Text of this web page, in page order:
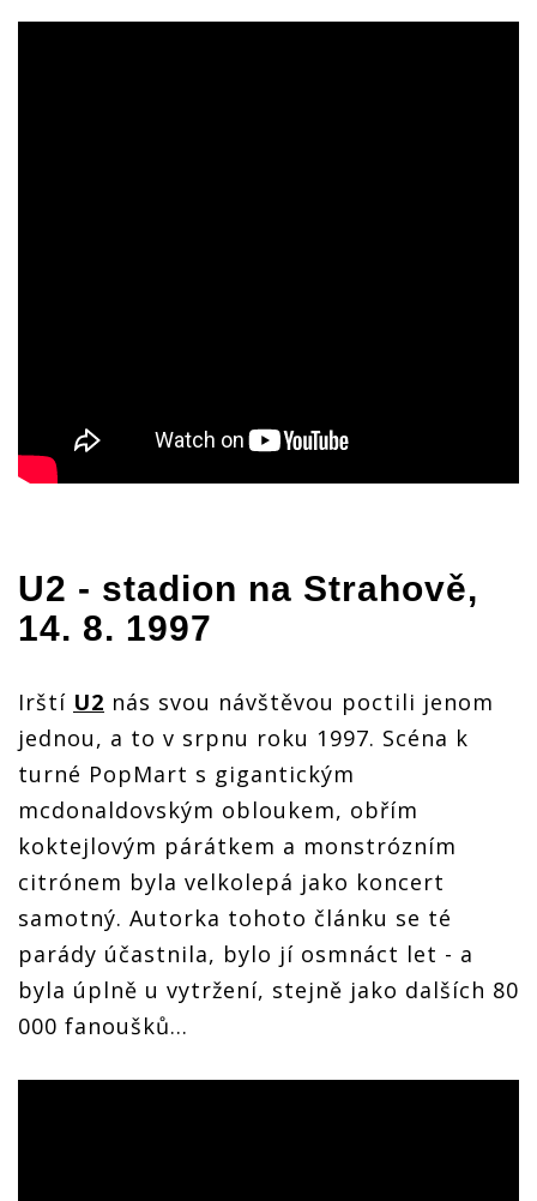
U2 - stadion na Strahově,
14. 8. 1997
Irští U2 nás svou návštěvou poctili jenom
jednou, a to v srpnu roku 1997. Scéna k
turné PopMart s gigantickým
mcdonaldovským obloukem, obřím
koktejlovým párátkem a monstrózním
citrónem byla velkolepá jako koncert
samotný. Autorka tohoto článku se té
parády účastnila, bylo jí osmnáct let - a
byla úplně u vytržení, stejně jako dalších 80
000 fanoušků...